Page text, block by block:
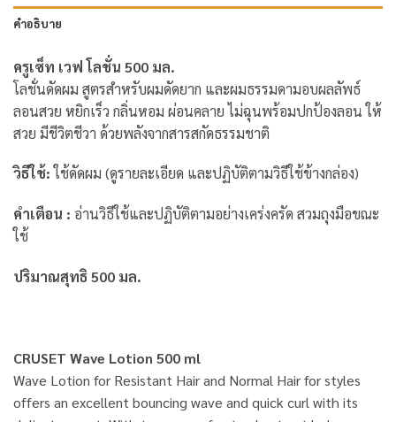
คำอธิบาย
ครูเซ็ท เวฟ โลชั่น 500 มล.
โลชั่นดัดผม สูตรสำหรับผมดัดยาก และผมธรรมดามอบผลลัพธ์
ลอนสวย หยิกเร็ว กลิ่นหอม ผ่อนคลาย ไม่ฉุนพร้อมปกป้องลอน ให้
สวย มีชีวิตชีวา ด้วยพลังจากสารสกัดธรรมชาติ
วิธีใช้:ใช้ดัดผม (ดูรายละเอียด และปฏิบัติตามวิธีใช้ข้างกล่อง)
คำเตือน : อ่านวิธีใช้และปฏิบัติตามอย่างเคร่งครัด สวมถุงมือขณะ
ใช้
ปริมาณสุทธิ 500 มล.
CRUSET Wave Lotion 500 ml
Wave Lotion for Resistant Hair and Normal Hair for styles
offers an excellent bouncing wave and quick curl with its